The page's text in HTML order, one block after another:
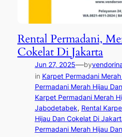
Rental Permadani,
Cokelat Di Jakarta
Jun 27, 2025—by
in Karpet Permadani
Permadani Merah Hijau
Karpet Permadani Merah
Jabodetabek, Rental
Hijau Dan Cokelat Di
Permadani Merah Hijau